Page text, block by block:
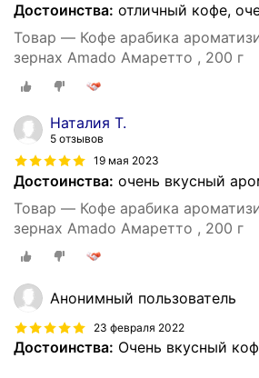
Достоинства: отличный кофе,
Товар — Кофе арабика
зернах Amado Амаретто , 200 г
Наталия Т.
5 отзывов
19 мая 2023
Достоинства: очень вкусный
Товар — Кофе арабика
зернах Amado Амаретто , 200 г
Анонимный пользователь
23 февраля 2022
Достоинства: Очень вкусный